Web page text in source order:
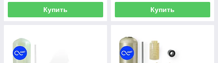
Если нельзя останавливать подачу на
регенерацию — двухколонная DUPLEX-система.
Купить Купить